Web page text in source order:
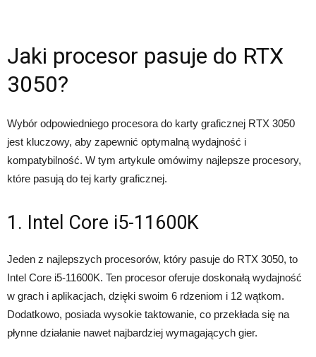
Jaki procesor pasuje do RTX
3050?
Wybór odpowiedniego procesora do karty graficznej RTX 3050
jest kluczowy, aby zapewnić optymalną wydajność i
kompatybilność. W tym artykule omówimy najlepsze procesory,
które pasują do tej karty graficznej.
1. Intel Core i5-11600K
Jeden z najlepszych procesorów, który pasuje do RTX 3050, to
Intel Core i5-11600K. Ten procesor oferuje doskonałą wydajność
w grach i aplikacjach, dzięki swoim 6 rdzeniom i 12 wątkom.
Dodatkowo, posiada wysokie taktowanie, co przekłada się na
płynne działanie nawet najbardziej wymagających gier.